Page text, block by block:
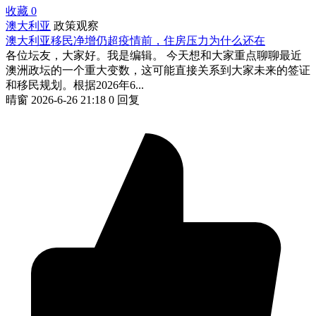
收藏 0
澳大利亚 政策观察
澳大利亚移民净增仍超疫情前，住房压力为什么还在
各位坛友，大家好。我是编辑。 今天想和大家重点聊聊最近
澳洲政坛的一个重大变数，这可能直接关系到大家未来的签证
和移民规划。根据2026年6...
晴窗 2026-6-26 21:18 0 回复